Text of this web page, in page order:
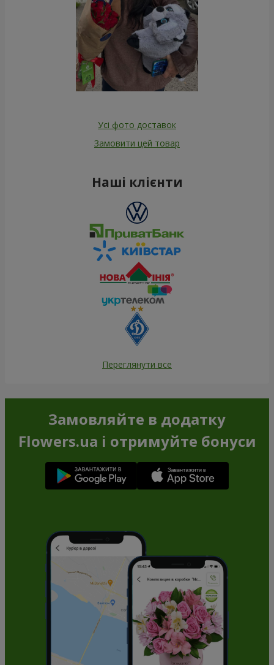
Усі фото доставок
Замовити цей товар
Наші клієнти
Переглянути все
Замовляйте в додатку
Flowers.ua і отримуйте бонуси